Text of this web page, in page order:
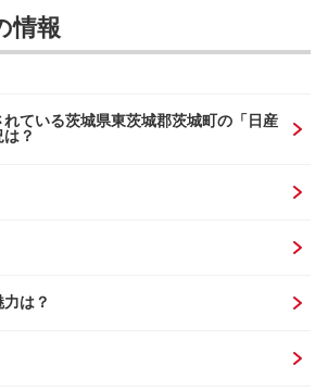
情報
ている茨城県東茨城郡茨城町の「日産
？
は？